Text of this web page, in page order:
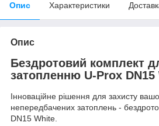
Опис Характеристики
Опис
Бездротовий комплект
затопленню U-Prox DN15
Інноваційне рішення для захисту
непередбачених затоплень -
DN15 White.